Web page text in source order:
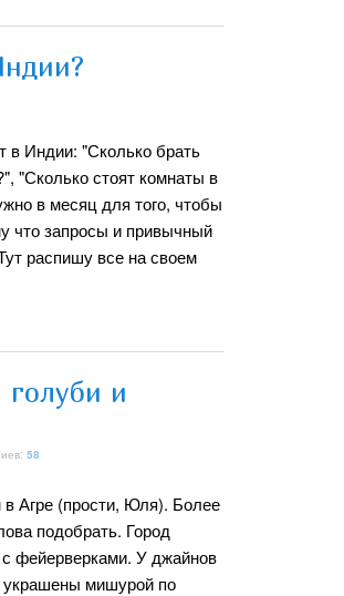
в Индии: "Сколько брать
"Сколько стоят комнаты в
в месяц для того, чтобы
что запросы и привычный
распишу все на своем
и
58
Агре (прости, Юля). Более
подобрать. Город
фейерверками. У джайнов
украшены мишурой по